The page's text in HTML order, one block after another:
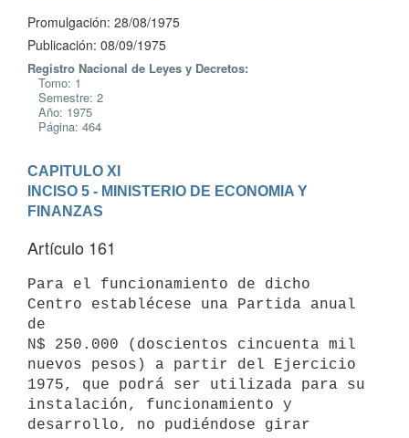
Promulgación: 28/08/1975
Publicación: 08/09/1975
Registro Nacional de Leyes y Decretos:
Tomo: 1
Semestre: 2
Año: 1975
Página: 464
CAPITULO XI
INCISO 5 - MINISTERIO DE ECONOMIA Y
FINANZAS
Artículo 161
Para el funcionamiento de dicho
Centro establécese una Partida anual
de
N$ 250.000 (doscientos cincuenta mil
nuevos pesos) a partir del Ejercicio
1975, que podrá ser utilizada para su
instalación, funcionamiento y
desarrollo, no pudiéndose girar